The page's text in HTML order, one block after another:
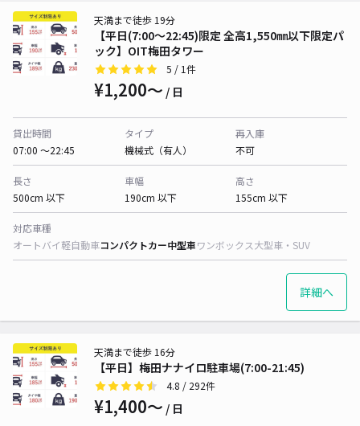
【平日(7:00～22:45)限定 全高1,550㎜以下限定パ
ック】OIT梅田タワー
天満まで徒歩 19分
5 / 1件
¥1,200〜 / 日
貸出時間
07:00 〜22:45
タイプ
機械式（有人）
再入庫
不可
長さ
500cm 以下
車幅
190cm 以下
高さ
155cm 以下
対応車種
オートバイ軽自動車コンパクトカー中型車ワンボックス大型車・SUV
詳細へ
【平日】梅田ナナイロ駐車場(7:00-21:45)
天満まで徒歩 16分
4.8 / 292件
¥1,400〜 / 日